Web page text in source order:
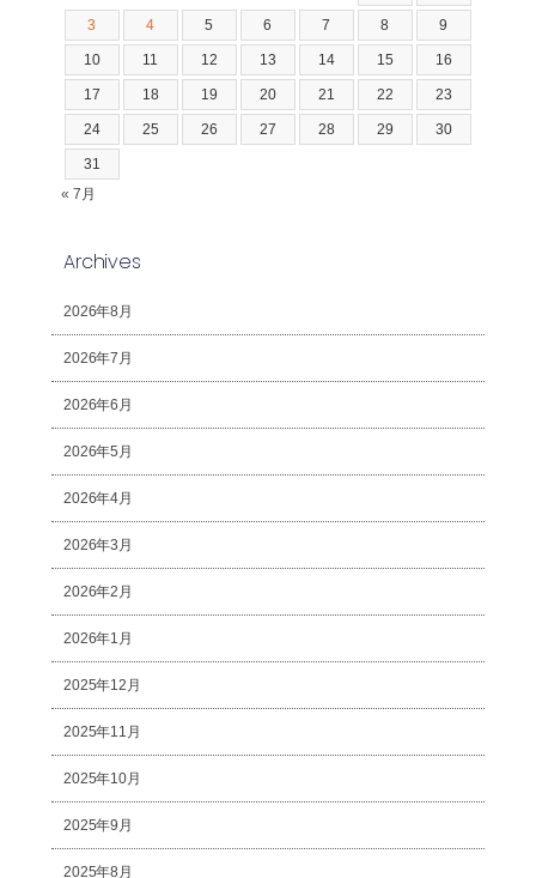
3 4 5 6 7 8 9
10 11 12 13 14 15 16
17 18 19 20 21 22 23
24 25 26 27 28 29 30
31
« 7月
Archives
2026年8月
2026年7月
2026年6月
2026年5月
2026年4月
2026年3月
2026年2月
2026年1月
2025年12月
2025年11月
2025年10月
2025年9月
2025年8月